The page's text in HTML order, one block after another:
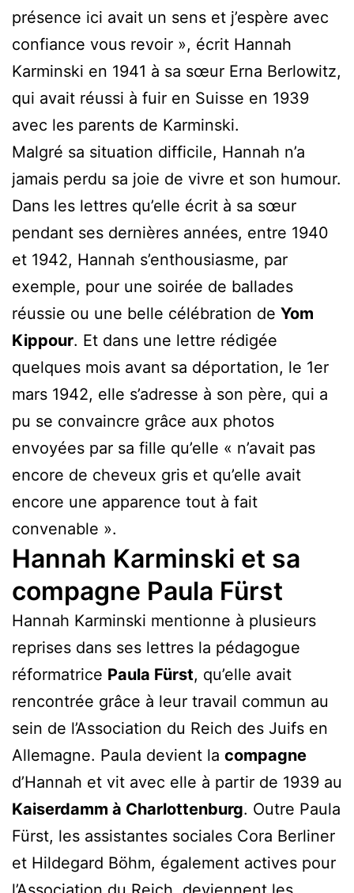
présence ici avait un sens et j’espère avec
confiance vous revoir », écrit Hannah
Karminski en 1941 à sa sœur Erna Berlowitz,
qui avait réussi à fuir en Suisse en 1939
avec les parents de Karminski.
Malgré sa situation difficile, Hannah n’a
jamais perdu sa joie de vivre et son humour.
Dans les lettres qu’elle écrit à sa sœur
pendant ses dernières années, entre 1940
et 1942, Hannah s’enthousiasme, par
exemple, pour une soirée de ballades
réussie ou une belle célébration de Yom
Kippour. Et dans une lettre rédigée
quelques mois avant sa déportation, le 1er
mars 1942, elle s’adresse à son père, qui a
pu se convaincre grâce aux photos
envoyées par sa fille qu’elle « n’avait pas
encore de cheveux gris et qu’elle avait
encore une apparence tout à fait
convenable ».
Hannah Karminski et sa
compagne Paula Fürst
Hannah Karminski mentionne à plusieurs
reprises dans ses lettres la pédagogue
réformatrice Paula Fürst, qu’elle avait
rencontrée grâce à leur travail commun au
sein de l’Association du Reich des Juifs en
Allemagne. Paula devient la compagne
d’Hannah et vit avec elle à partir de 1939 au
Kaiserdamm à Charlottenburg. Outre Paula
Fürst, les assistantes sociales Cora Berliner
et Hildegard Böhm, également actives pour